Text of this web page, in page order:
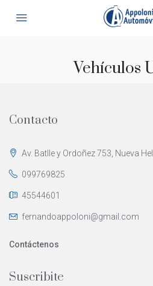
Vehículos
Contacto
Av. Batlle y Ordoñez 753, Nueva
099769825
45544601
fernandoappoloni@gmail.com
Contáctenos
Suscribite